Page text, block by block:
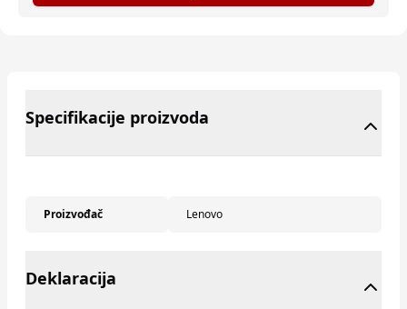
Specifikacije proizvoda
Proizvođač Lenovo
Deklaracija